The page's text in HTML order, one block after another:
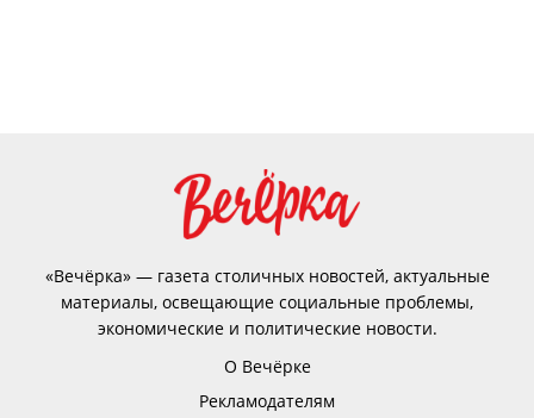
«Вечёрка» — газета столичных новостей, актуальные
материалы, освещающие социальные проблемы,
экономические и политические новости.
О Вечёрке
Рекламодателям